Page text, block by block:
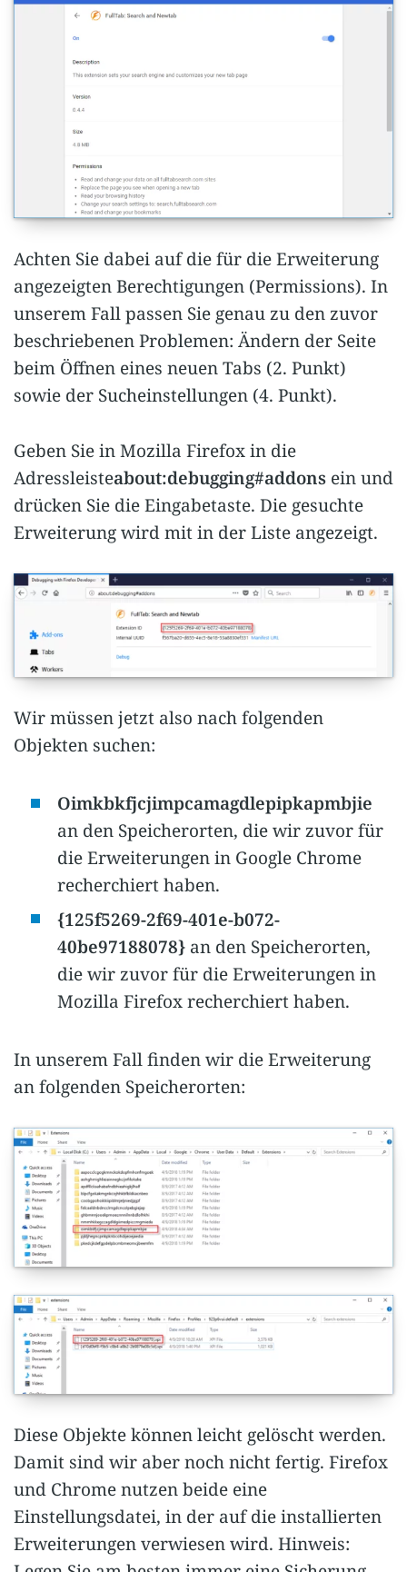
Achten Sie dabei auf die für die Erweiterung
angezeigten Berechtigungen (Permissions). In
unserem Fall passen Sie genau zu den zuvor
beschriebenen Problemen: Ändern der Seite
beim Öffnen eines neuen Tabs (2. Punkt)
sowie der Sucheinstellungen (4. Punkt).
Geben Sie in Mozilla Firefox in die
Adressleisteabout:debugging#addons ein und
drücken Sie die Eingabetaste. Die gesuchte
Erweiterung wird mit in der Liste angezeigt.
Wir müssen jetzt also nach folgenden
Objekten suchen:
Oimkbkfjcjimpcamagdlepipkapmbjie
an den Speicherorten, die wir zuvor für
die Erweiterungen in Google Chrome
recherchiert haben.
{125f5269-2f69-401e-b072-
40be97188078}an den Speicherorten,
die wir zuvor für die Erweiterungen in
Mozilla Firefox recherchiert haben.
In unserem Fall finden wir die Erweiterung
an folgenden Speicherorten:
Diese Objekte können leicht gelöscht werden.
Damit sind wir aber noch nicht fertig. Firefox
und Chrome nutzen beide eine
Einstellungsdatei, in der auf die installierten
Erweiterungen verwiesen wird. Hinweis: